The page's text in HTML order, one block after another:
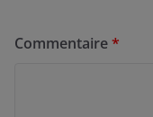
Commentaire*